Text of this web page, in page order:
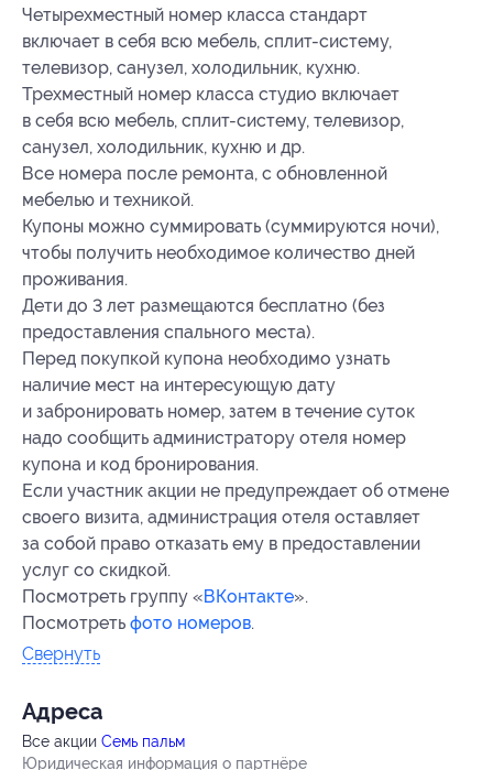
Четырехместный номер класса стандарт
включает в себя всю мебель, сплит-систему,
телевизор, санузел, холодильник, кухню.
Трехместный номер класса студио включает
в себя всю мебель, сплит-систему, телевизор,
санузел, холодильник, кухню и др.
Все номера после ремонта, с обновленной
мебелью и техникой.
Купоны можно суммировать (суммируются ночи),
чтобы получить необходимое количество дней
проживания.
Дети до 3 лет размещаются бесплатно (без
предоставления спального места).
Перед покупкой купона необходимо узнать
наличие мест на интересующую дату
и забронировать номер, затем в течение суток
надо сообщить администратору отеля номер
купона и код бронирования.
Если участник акции не предупреждает об отмене
своего визита, администрация отеля оставляет
за собой право отказать ему в предоставлении
услуг со скидкой.
Посмотреть группу «ВКонтакте».
Посмотреть фото номеров.
Свернуть
Адресa
Все акции Семь пальм
Юридическая информация о партнёре